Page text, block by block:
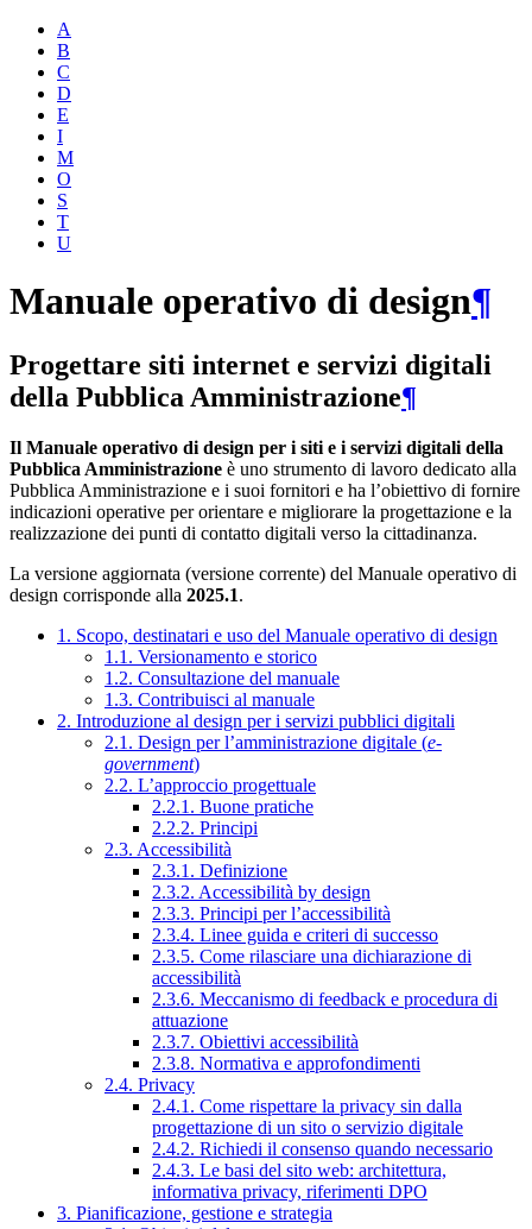
A
B
C
D
E
I
M
O
S
T
U
Manuale operativo di design¶
Progettare siti internet e servizi digitali
della Pubblica Amministrazione¶
Il Manuale operativo di design per i siti e i servizi digitali della
Pubblica Amministrazione è uno strumento di lavoro dedicato alla
Pubblica Amministrazione e i suoi fornitori e ha l’obiettivo di fornire
indicazioni operative per orientare e migliorare la progettazione e la
realizzazione dei punti di contatto digitali verso la cittadinanza.
La versione aggiornata (versione corrente) del Manuale operativo di
design corrisponde alla 2025.1.
1. Scopo, destinatari e uso del Manuale operativo di design
1.1. Versionamento e storico
1.2. Consultazione del manuale
1.3. Contribuisci al manuale
2. Introduzione al design per i servizi pubblici digitali
2.1. Design per l’amministrazione digitale (e-
government)
2.2. L’approccio progettuale
2.2.1. Buone pratiche
2.2.2. Principi
2.3. Accessibilità
2.3.1. Definizione
2.3.2. Accessibilità by design
2.3.3. Principi per l’accessibilità
2.3.4. Linee guida e criteri di successo
2.3.5. Come rilasciare una dichiarazione di
accessibilità
2.3.6. Meccanismo di feedback e procedura di
attuazione
2.3.7. Obiettivi accessibilità
2.3.8. Normativa e approfondimenti
2.4. Privacy
2.4.1. Come rispettare la privacy sin dalla
progettazione di un sito o servizio digitale
2.4.2. Richiedi il consenso quando necessario
2.4.3. Le basi del sito web: architettura,
informativa privacy, riferimenti DPO
3. Pianificazione, gestione e strategia